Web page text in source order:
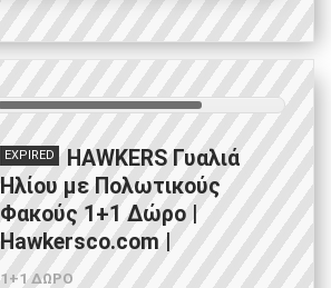
EXPIRED
HAWKERS Γυαλιά
Hλίου με Πολωτικούς
Φακούς 1+1 Δώρο |
Hawkersco.com |
1+1 ΔΩΡΟ